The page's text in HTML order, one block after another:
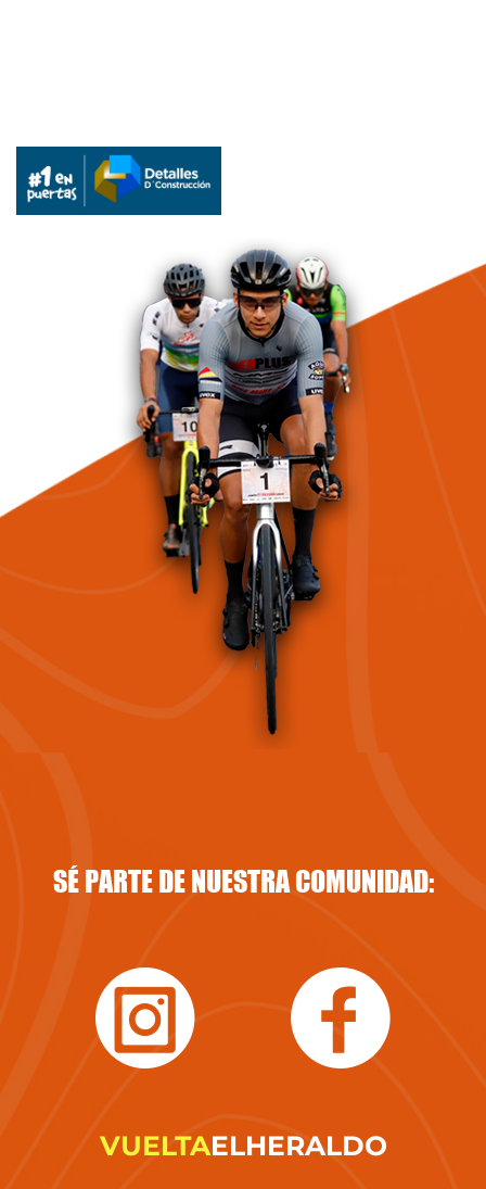
SÉ PARTE DE NUESTRA COMUNIDAD:
VUELTAELHERALDO